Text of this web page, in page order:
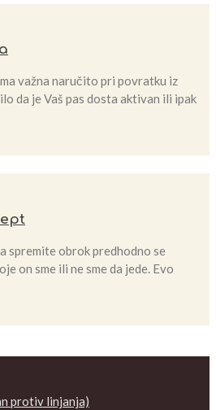
važna naručito pri povratku iz
da je Vaš pas dosta aktivan ili ipak
spremite obrok predhodno se
on sme ili ne sme da jede. Evo
protiv linjanja)